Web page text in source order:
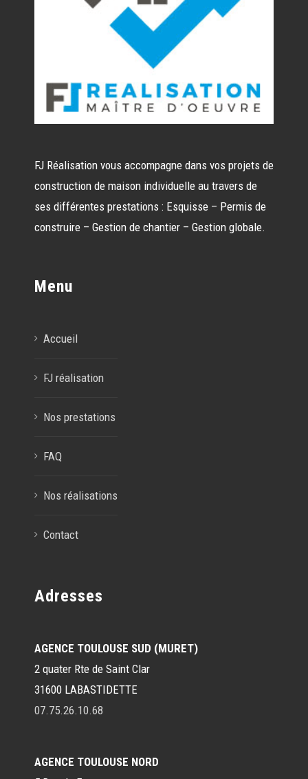
FJ Réalisation vous accompagne dans vos projets de
construction de maison individuelle au travers de
ses différentes prestations : Esquisse – Permis de
construire – Gestion de chantier – Gestion globale.
Menu
Accueil
FJ réalisation
Nos prestations
FAQ
Nos réalisations
Contact
Adresses
AGENCE TOULOUSE SUD (MURET)
2 quater Rte de Saint Clar
31600 LABASTIDETTE
07.75.26.10.68
AGENCE TOULOUSE NORD